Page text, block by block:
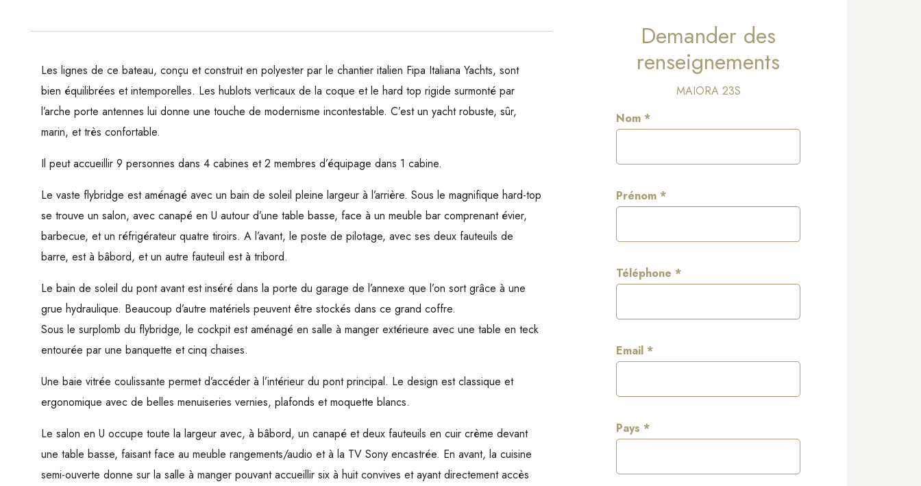
Les lignes de ce bateau, conçu et construit en polyester par le chantier italien Fipa Italiana Yachts, sont
bien équilibrées et intemporelles. Les hublots verticaux de la coque et le hard top rigide surmonté par
l’arche porte antennes lui donne une touche de modernisme incontestable. C’est un yacht robuste, sûr,
marin, et très confortable.
Il peut accueillir 9 personnes dans 4 cabines et 2 membres d’équipage dans 1 cabine.
Le vaste flybridge est aménagé avec un bain de soleil pleine largeur à l’arrière. Sous le magnifique hard-top
se trouve un salon, avec canapé en U autour d’une table basse, face à un meuble bar comprenant évier,
barbecue, et un réfrigérateur quatre tiroirs. A l’avant, le poste de pilotage, avec ses deux fauteuils de
barre, est à bâbord, et un autre fauteuil est à tribord.
Le bain de soleil du pont avant est inséré dans la porte du garage de l’annexe que l’on sort grâce à une
grue hydraulique. Beaucoup d’autre matériels peuvent être stockés dans ce grand coffre.
Sous le surplomb du flybridge, le cockpit est aménagé en salle à manger extérieure avec une table en teck
entourée par une banquette et cinq chaises.
Une baie vitrée coulissante permet d’accéder à l’intérieur du pont principal. Le design est classique et
ergonomique avec de belles menuiseries vernies, plafonds et moquette blancs.
Le salon en U occupe toute la largeur avec, à bâbord, un canapé et deux fauteuils en cuir crème devant
une table basse, faisant face au meuble rangements/audio et à la TV Sony encastrée. En avant, la cuisine
semi-ouverte donne sur la salle à manger pouvant accueillir six à huit convives et ayant directement accès
Demander des
renseignements
MAIORA 23S
Nom *
Prénom *
Téléphone *
Email *
Pays *